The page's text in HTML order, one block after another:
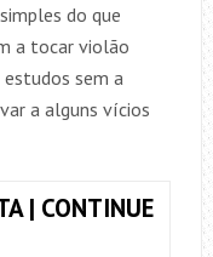
do que
a tocar violão
sem a
a alguns vícios
| CONTINUE